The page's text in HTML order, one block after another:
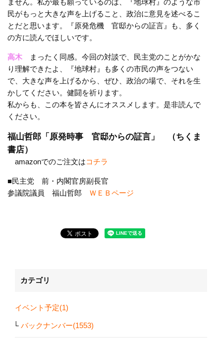
ません。私が最も願っているのは、『地球村』のような市
民がもっと大きな声を上げること、政治に意見を述べるこ
とだと思います。『原発危機 官邸からの証言』も、多く
の方に読んでほしいです。
高木 まったく同感。今回の対談で、民主党のことがかな
り理解できたよ、『地球村』も多くの市民の声をつない
で、大きな声を上げるから、ぜひ、政治の場で、それを生
かしてください。健闘を祈ります。
私からも、この本を皆さんにオススメします。是非読んで
ください。
福山哲郎「原発時事 官邸からの証言」 （ちくま
書店）
amazonでのご注文はコチラ
■民主党 前・内閣官房副長官
参議院議員 福山哲郎 ＷＥＢページ
カテゴリ
イベント予定(1)
バックナンバー(1553)